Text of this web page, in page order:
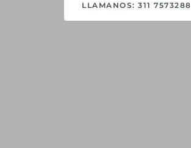
LLAMANOS: 311 7573288